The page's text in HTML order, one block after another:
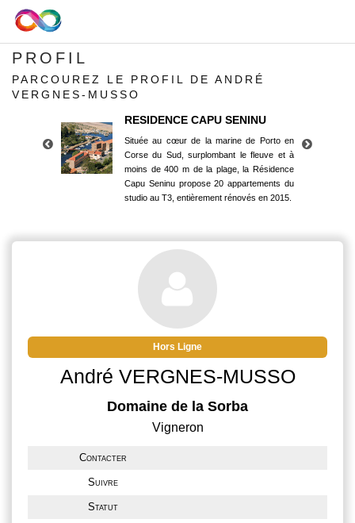
PROFIL
PARCOUREZ LE PROFIL DE ANDRÉ
VERGNES-MUSSO
RESIDENCE CAPU SENINU
Située au cœur de la marine de Porto en
Corse du Sud, surplombant le fleuve et à
moins de 400 m de la plage, la Résidence
Capu Seninu propose 20 appartements du
studio au T3, entièrement rénovés en 2015.
Corse du Sud, surplombant le fleuve et à
moins de 400 m de la plage, la Résidence
Capu Seninu propose 20 appartements du
studio au T3, entièrement rénovés en 2015.
Hors Ligne
André VERGNES-MUSSO
Domaine de la Sorba
Vigneron
Contacter
Suivre
Statut